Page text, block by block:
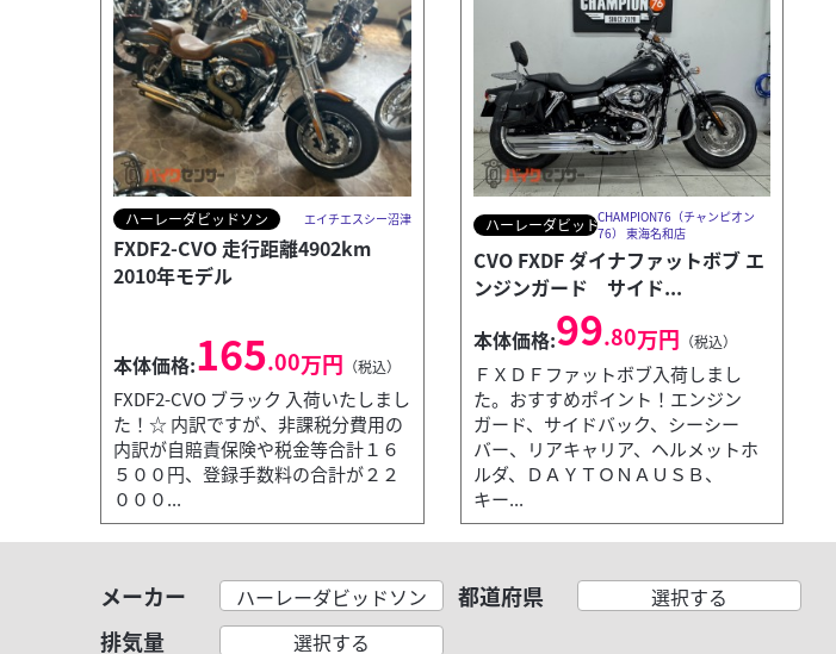
ハーレーダビッドソン エイチエスシー沼津
FXDF2-CVO 走行距離4902km
2010年モデル
本体価格:165.00万円 （税込）
FXDF2-CVO ブラック 入荷いたしまし
た！☆ 内訳ですが、非課税分費用の
内訳が自賠責保険や税金等合計１６
５００円、登録手数料の合計が２２
０００...
ハーレーダビッドソンCHAMPION76（チャンピオン
76） 東海名和店
CVO FXDF ダイナファットボブ エ
ンジンガード サイド...
本体価格:99.80万円 （税込）
ＦＸＤＦファットボブ入荷しまし
た。おすすめポイント！エンジン
ガード、サイドバック、シーシー
バー、リアキャリア、ヘルメットホ
ルダ、ＤＡＹＴＯＮＡＵＳＢ、
キー...
メーカー ハーレーダビッドソン 都道府県 選択する
排気量 選択する